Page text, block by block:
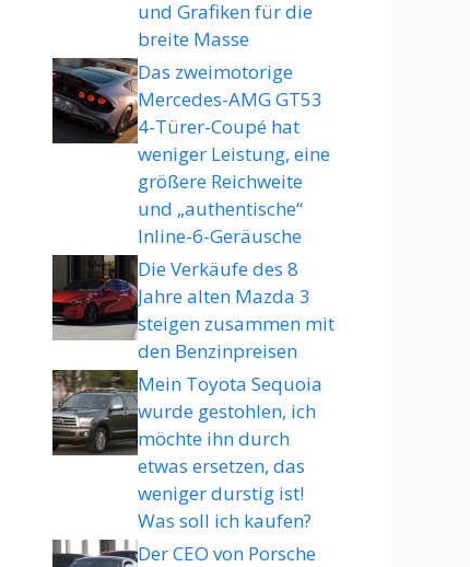
und Grafiken für die
breite Masse
Das zweimotorige
Mercedes-AMG GT53
4-Türer-Coupé hat
weniger Leistung, eine
größere Reichweite
und „authentische“
Inline-6-Geräusche
Die Verkäufe des 8
Jahre alten Mazda 3
steigen zusammen mit
den Benzinpreisen
Mein Toyota Sequoia
wurde gestohlen, ich
möchte ihn durch
etwas ersetzen, das
weniger durstig ist!
Was soll ich kaufen?
Der CEO von Porsche